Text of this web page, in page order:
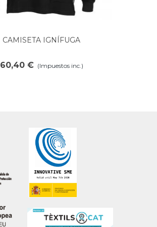
Añadir al carrito
CAMISETA IGNÍFUGA
60,40 € (Impuestos inc.)